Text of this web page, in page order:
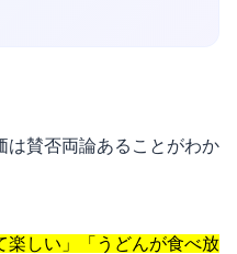
は賛否両論あることがわか
楽しい」「うどんが食べ放